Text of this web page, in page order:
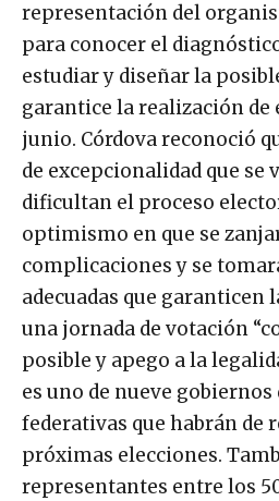
representación del
para conocer el
estudiar y diseñar la
garantice la realización de
junio. Córdova reconoció
de excepcionalidad que se
dificultan el proceso
optimismo en que se
complicaciones y se
adecuadas que garanticen
una jornada de votación
posible y apego a la
es uno de nueve gobiernos
federativas que habrán de
próximas elecciones.
representantes entre los